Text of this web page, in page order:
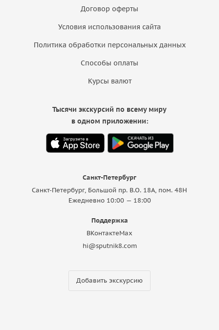
Договор оферты
Условия использования сайта
Политика обработки персональных данных
Способы оплаты
Курсы валют
Санкт-Петербург
Санкт-Петербург, Большой пр. В.О. 18A, пом. 48Н
Ежедневно 10:00 — 18:00
Поддержка
ВКонтактеMax
hi@sputnik8.com
Добавить экскурсию
Тысячи экскурсий по всему миру
в одном приложении: